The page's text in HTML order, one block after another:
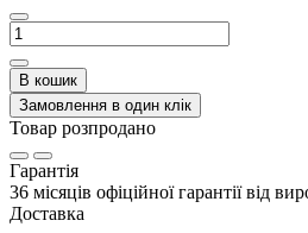
В кошик
Замовлення в один клік
Товар розпродано
Гарантія
36 місяців офіційної гарантії від
Доставка